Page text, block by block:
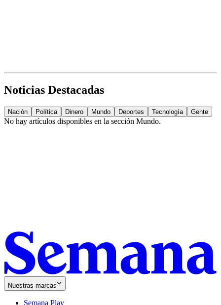
Noticias Destacadas
Nación Política Dinero Mundo Deportes Tecnología Gente
No hay artículos disponibles en la sección Mundo.
Nuestras marcas
Semana Play